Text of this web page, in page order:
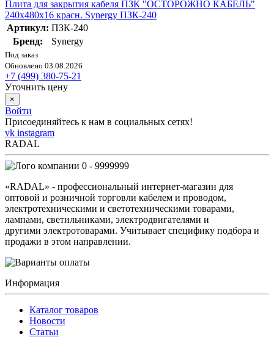
Плита для закрытия кабеля ПЗК "ОСТОРОЖНО КАБЕЛЬ"
240х480х16 красн. Synergy ПЗК-240
Артикул: ПЗК-240
Бренд:
Synergy
Под заказ
Обновлено 03.08.2026
+7 (499) 380-75-21
Уточнить цену
×
Войти
Присоединяйтесь к нам в социальных сетях!
vk instagram
RADAL
0 - 9999999
«RADAL» - профессиональный интернет-магазин для
оптовой и розничной торговли кабелем и проводом,
электротехническими и светотехническими товарами,
лампами, светильниками, электродвигателями и
другими электротоварами. Учитывает специфику подбора и
продажи в этом направлении.
Информация
Каталог товаров
Новости
Статьи